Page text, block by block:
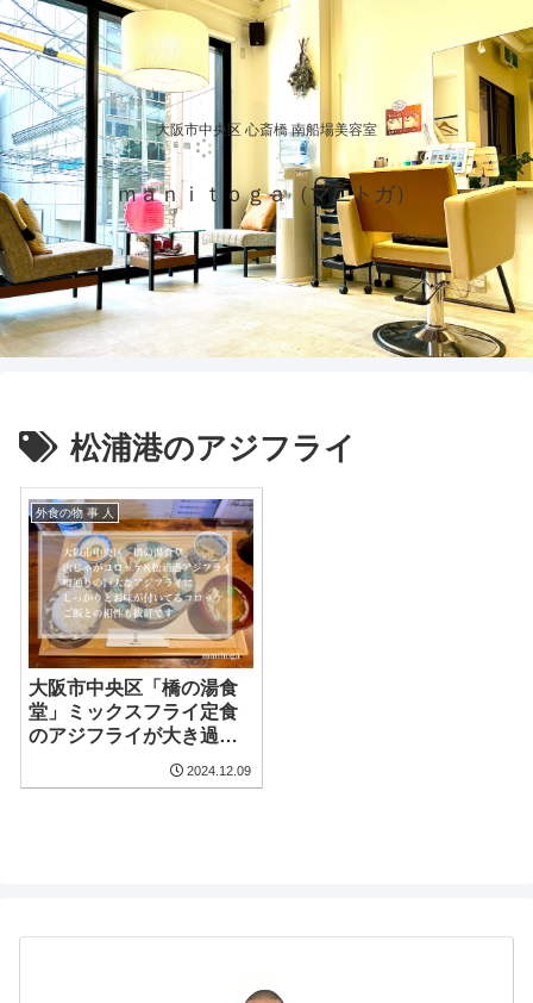
大阪市中央区 心斎橋 南船場美容室
ｍａｎｉｔｏｇａ（マニトガ）
松浦港のアジフライ
外食の物 事 人
大阪市中央区「橋の湯食
堂」ミックスフライ定食
のアジフライが大き過ぎ
てビックリ仰天！！
2024.12.09